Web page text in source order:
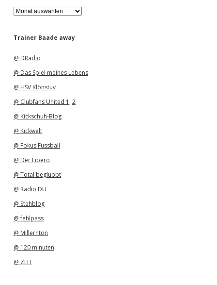
A
r
h
Trainer Baade away
@ DRadio
@ Das Spiel meines Lebens
@ HSV Klönstuv
@ Clubfans United 1 , 2
@ Kickschuh-Blog
@ Kickwelt
@ Fokus Fussball
@ Der Libero
@ Total beglubbt
@ Radio DU
@ Stehblog
@ fehlpass
@ Millernton
@ 120 minuten
@ ZEIT